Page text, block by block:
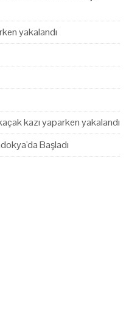
yakalandı
kazı yaparken yakalandı
Başladı